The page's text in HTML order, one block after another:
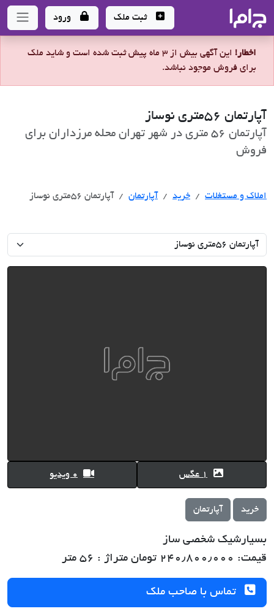
- سامانه جامع املاک و مشاورین املاک
ثبت ملک ورود
اخطار!
این آگهی بیش از 3 ماه پیش ثبت شده است و شاید ملک
برای فروش موجود نباشد.
آپارتمان 56متری نوساز
آپارتمان 56 متری در شهر تهران محله مرزداران برای
فروش
املاک و مستغلات خرید خرید
آپارتمان آپارتمان 56متری نوساز
1 عگس 0 ویدیو
خرید آپارتمان
بسیارشیک شخصی ساز
قیمت: ۲۴۰٫۸۰۰٫۰۰۰ تومان متراژ : ۵۶ متر
تماس با صاحب ملک